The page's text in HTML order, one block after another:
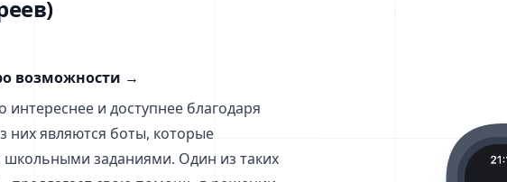
возможности →
и доступнее благодаря
них являются боты, которые
заданиями. Один из таких